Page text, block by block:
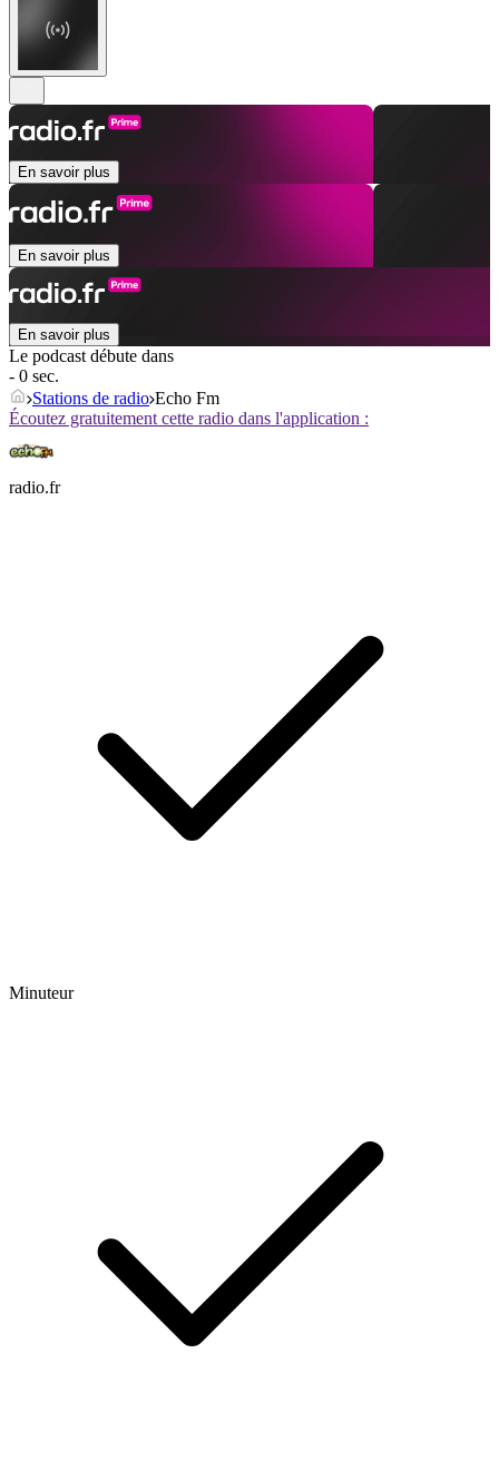
En savoir plus
En savoir plus
En savoir plus
Le podcast débute dans
- 0 sec.
Stations de radio Echo Fm
Écoutez gratuitement cette radio dans l'application :
radio.fr
Minuteur